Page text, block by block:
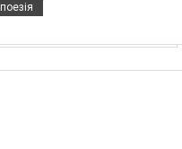
поезія